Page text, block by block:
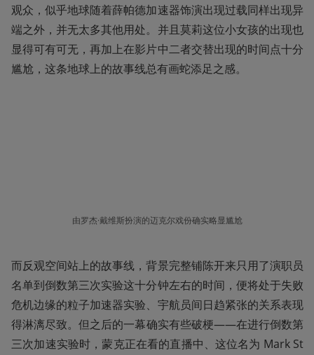
观众，似乎地球随着薛帕德加速器饰演出现过载同样出现异
端之外，并无太多其他用处。并且莫莉这位小女孩的出现也
显得可有可无，再加上在影片中二者交替出现的时间点十分
尴尬，这条地球上的故事线总有画蛇添足之感。
由罗杰·戴维斯扮演的迈克尔戏份确实略显尴尬
而反观空间站上的故事线，背景完整铺陈开来只用了演职员
名单到倒数第三次实验这十分钟左右的时间，便将处于失败
危机边缘的粒子加速器实验、宇航员间日趋紧张的关系表现
得淋漓尽致。但之后的一幕确实有些破梗——在进行倒数第
三次加速实验时，蒙克正在看的直播中、这位名为 Mark St